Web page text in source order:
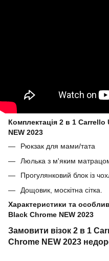
Комплектація 2 в 1
NEW 2023
Рюкзак для мами/тата
Люлька з м'яким
Прогулянковий блок із
Дощовик, москітна сітка.
Характеристики та
Black Chrome NEW 2023
Замовити візок 2 в 1
Chrome NEW 2023